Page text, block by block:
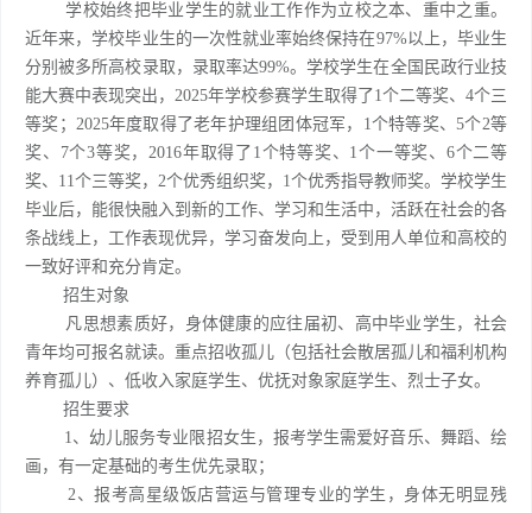
学校始终把毕业学生的就业工作作为立校之本、重中之重。
近年来，学校毕业生的一次性就业率始终保持在97%以上，毕业生
分别被多所高校录取，录取率达99%。学校学生在全国民政行业技
能大赛中表现突出，2025年学校参赛学生取得了1个二等奖、4个三
等奖；2025年度取得了老年护理组团体冠军，1个特等奖、5个2等
奖、7个3等奖，2016年取得了1个特等奖、1个一等奖、6个二等
奖、11个三等奖，2个优秀组织奖，1个优秀指导教师奖。学校学生
毕业后，能很快融入到新的工作、学习和生活中，活跃在社会的各
条战线上，工作表现优异，学习奋发向上，受到用人单位和高校的
一致好评和充分肯定。
招生对象
凡思想素质好，身体健康的应往届初、高中毕业学生，社会
青年均可报名就读。重点招收孤儿（包括社会散居孤儿和福利机构
养育孤儿）、低收入家庭学生、优抚对象家庭学生、烈士子女。
招生要求
1、幼儿服务专业限招女生，报考学生需爱好音乐、舞蹈、绘
画，有一定基础的考生优先录取；
2、报考高星级饭店营运与管理专业的学生，身体无明显残